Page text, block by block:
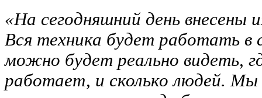
«На сегодняшний день внесены
Вся техника будет работать
можно будет реально видеть,
работает, и сколько людей.